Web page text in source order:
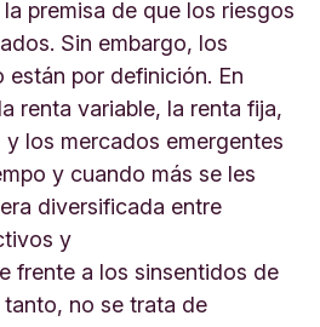
premisa de que los riesgos
Sin embargo, los
están por definición. En
renta variable, la renta fija,
los mercados emergentes
y cuando más se les
diversificada entre
y
frente a los sinsentidos de
no se trata de